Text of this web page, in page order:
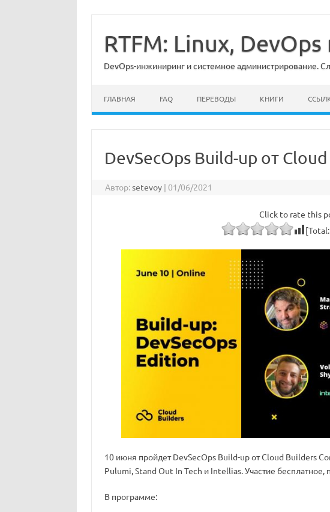
содержимому
RTFM: Linux,
DevOps-инжиниринг и системное администрирование.
ГЛАВНАЯ FAQ ПЕРЕВОДЫ КНИГИ
DevSecOps Build-up от
Автор:setevoy | 01/06/2021
Click to rate this
10 июня пройдет DevSecOps Build-up от Cloud Builders
Pulumi, Stand Out In Tech и Intellias. Участие
В программе: